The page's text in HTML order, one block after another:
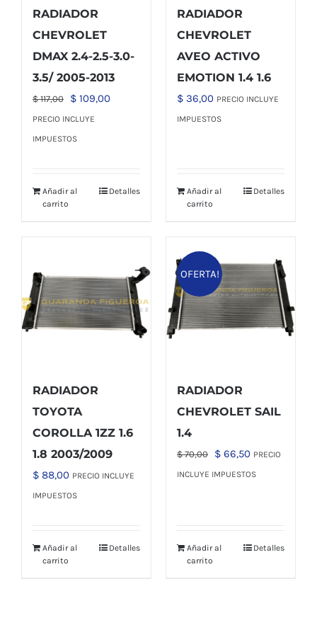
RADIADOR
CHEVROLET
DMAX 2.4-2.5-3.0-
3.5/ 2005-2013
$117,00
El
precio
original
$ 109,00El
PRECIO INCLUYE
IMPUESTOS
Añadir al
carrito
Detalles
RADIADOR
CHEVROLET
AVEO ACTIVO
EMOTION 1.4 1.6
$ 36,00 PRECIO INCLUYE
IMPUESTOS
Añadir al
carrito
Detalles
RADIADOR
TOYOTA
COROLLA 1ZZ 1.6
1.8 2003/2009
$ 88,00 PRECIO INCLUYE
IMPUESTOS
Añadir al
carrito
Detalles
OFERTA!
RADIADOR
CHEVROLET SAIL
1.4
$70,00
El
precio
$ 66,50El
precio
PRECIO
INCLUYE IMPUESTOS
Añadir al
carrito
Detalles